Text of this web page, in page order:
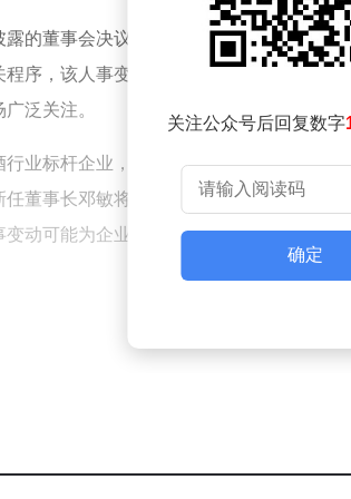
露的董事会决议内容，公司已正式免去曾
程序，该人事变动需经股东大会审议通过
泛关注。
行业标杆企业，五粮液近年来持续推进战
任董事长邓敏将面临带领企业应对市场竞
变动可能为企业带来新的发展思路和管理模
关注公众号后回复数字
确定